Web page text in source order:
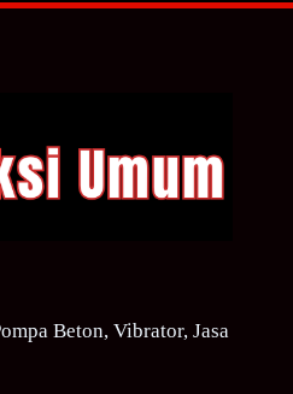
Beton, Vibrator, Jasa